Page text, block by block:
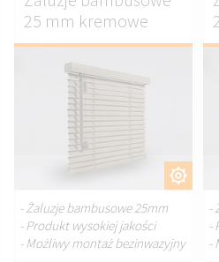
25 mm kremowe
- Żaluzje bambusowe 25mm
- Produkt wysokiej jakości
- Możliwy montaż bezinwazyjny
-
-
-